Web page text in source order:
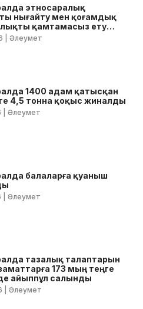
этносаралық
нығайту мен қоғамдық
қамтамасыз ету
кеңес өтті
| Әлеумет
1400 адам қатысқан
4,5 тонна қоқыс жиналды
| Әлеумет
балаларға қуаныш
| Әлеумет
тазалық талаптарын
173 мың теңге
айыппұл салынды
| Әлеумет